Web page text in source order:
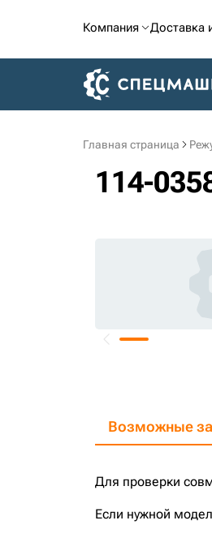
Компания Доставка
Главная страница
114-
Возможные
Для проверки
Если нужной